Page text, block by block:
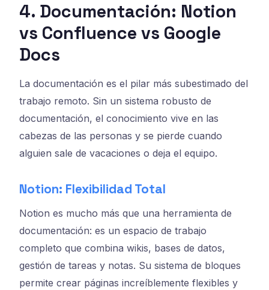
4. Documentación: Notion
vs Confluence vs Google
Docs
La documentación es el pilar más subestimado del
trabajo remoto. Sin un sistema robusto de
documentación, el conocimiento vive en las
cabezas de las personas y se pierde cuando
alguien sale de vacaciones o deja el equipo.
Notion: Flexibilidad Total
Notion es mucho más que una herramienta de
documentación: es un espacio de trabajo
completo que combina wikis, bases de datos,
gestión de tareas y notas. Su sistema de bloques
permite crear páginas increíblemente flexibles y